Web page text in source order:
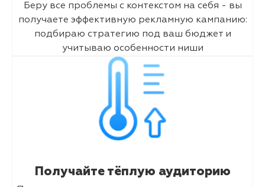
Беру все проблемы с контекстом на себя - вы
получаете эффективную рекламную кампанию:
подбираю стратегию под ваш бюджет и
учитываю особенности ниши
Получайте тёплую аудиторию